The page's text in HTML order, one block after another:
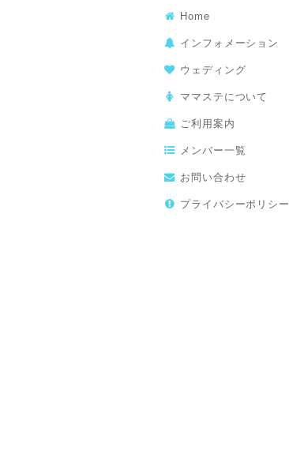
Home
インフォメーション
ウェディング
ママステについて
ご利用案内
メンバー一覧
お問い合わせ
プライバシーポリシー